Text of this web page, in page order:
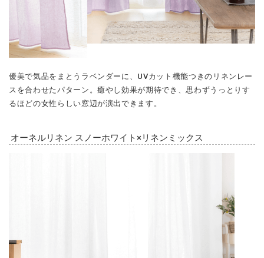
優美で気品をまとうラベンダーに、UVカット機能つきのリネンレー
スを合わせたパターン。癒やし効果が期待でき、思わずうっとりす
るほどの女性らしい窓辺が演出できます。
オーネルリネン スノーホワイト×リネンミックス